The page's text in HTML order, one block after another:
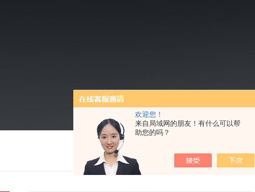
欢迎您！
来自局域网的朋友！有什么可以帮
助您的吗？
我的位置：首页>产品中心